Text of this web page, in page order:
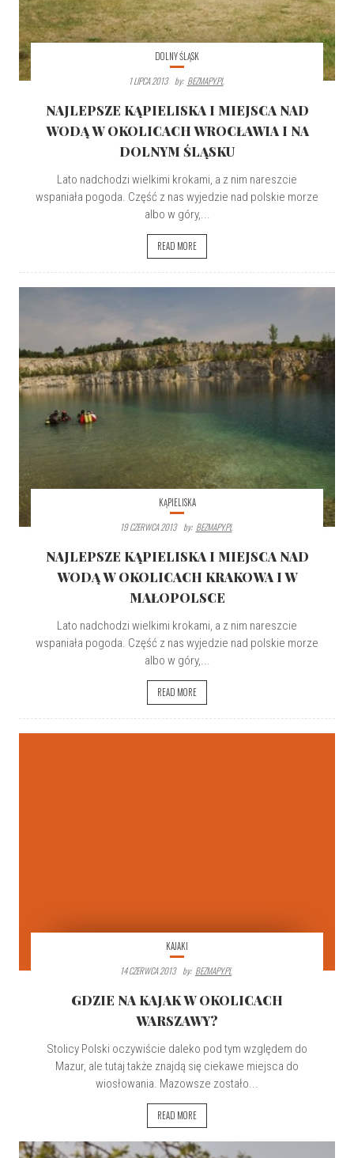
DOLNY ŚLĄSK
1 LIPCA 2013
By: BEZMAPY.PL
NAJLEPSZE KĄPIELISKA I MIEJSCA NAD
WODĄ W OKOLICACH WROCŁAWIA I NA
DOLNYM ŚLĄSKU
Lato nadchodzi wielkimi krokami, a z nim nareszcie
wspaniała pogoda. Część z nas wyjedzie nad polskie morze
albo w góry,...
READ MORE
KĄPIELISKA
19 CZERWCA 2013
By: BEZMAPY.PL
NAJLEPSZE KĄPIELISKA I MIEJSCA NAD
WODĄ W OKOLICACH KRAKOWA I W
MAŁOPOLSCE
Lato nadchodzi wielkimi krokami, a z nim nareszcie
wspaniała pogoda. Część z nas wyjedzie nad polskie morze
albo w góry,...
READ MORE
KAJAKI
14 CZERWCA 2013
By: BEZMAPY.PL
GDZIE NA KAJAK W OKOLICACH
WARSZAWY?
Stolicy Polski oczywiście daleko pod tym względem do
Mazur, ale tutaj także znajdą się ciekawe miejsca do
wiosłowania. Mazowsze zostało...
READ MORE